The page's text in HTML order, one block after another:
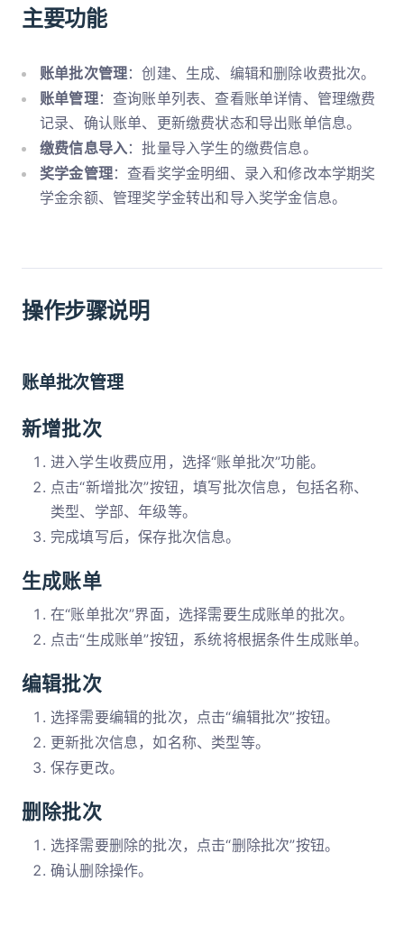
主要功能
账单批次管理：创建、生成、编辑和删除收费批次。
账单管理：查询账单列表、查看账单详情、管理缴费
记录、确认账单、更新缴费状态和导出账单信息。
缴费信息导入 ：批量导入学生的缴费信息。
奖学金管理：查看奖学金明细、录入和修改本学期奖
学金余额、管理奖学金转出和导入奖学金信息。
操作步骤说明
账单批次管理
新增批次
进入学生收费应用，选择“账单批次”功能。
点击“新增批次”按钮，填写批次信息，包括名称、
类型、学部、年级等。
完成填写后，保存批次信息。
生成账单
在“账单批次”界面，选择需要生成账单的批次。
点击“生成账单”按钮，系统将根据条件生成账单。
编辑批次
选择需要编辑的批次，点击“编辑批次”按钮。
更新批次信息，如名称、类型等。
保存更改。
删除批次
选择需要删除的批次，点击“删除批次”按钮。
确认删除操作。